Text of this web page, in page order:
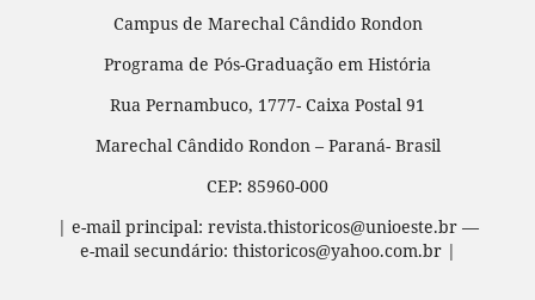
Campus de Marechal Cândido Rondon
Programa de Pós-Graduação em História
Rua Pernambuco, 1777- Caixa Postal 91
Marechal Cândido Rondon – Paraná- Brasil
CEP: 85960-000
| e-mail principal: revista.thistoricos@unioeste.br —
e-mail secundário: thistoricos@yahoo.com.br |